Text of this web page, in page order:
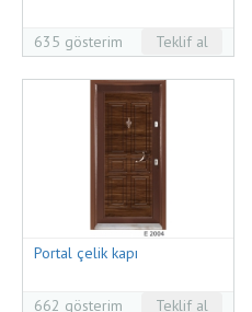
635 gösterim Teklif al
Portal çelik kapı
662 gösterim Teklif al